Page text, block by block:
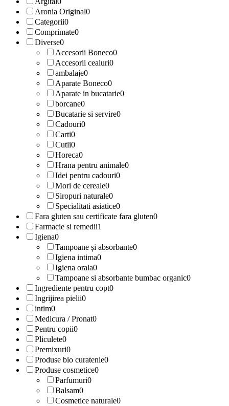
Aronia Original0
Categorii0
Comprimate0
Diverse0
Accesorii Boneco0
Accesorii ceaiuri0
ambalaje0
Aparate Boneco0
Aparate in bucatarie0
borcane0
Bucatarie si servire0
Cadouri0
Carti0
Cutii0
Horeca0
Hrana pentru animale0
Idei pentru cadouri0
Mori de cereale0
Siropuri naturale0
Specialitati asiatice0
Fara gluten sau certificate fara gluten0
Farmacie si remedii1
Igiena0
Tampoane și absorbante0
Igiena intima0
Igiena orala0
Tampoane si absorbante bumbac organic0
Ingrediente pentru copt0
Ingrijirea pielii0
intim0
Medicura / Pronat0
Pentru copii0
Pliculete0
Premixuri0
Produse bio curatenie0
Produse cosmetice0
Parfumuri0
Balsam0
Cosmetice naturale0